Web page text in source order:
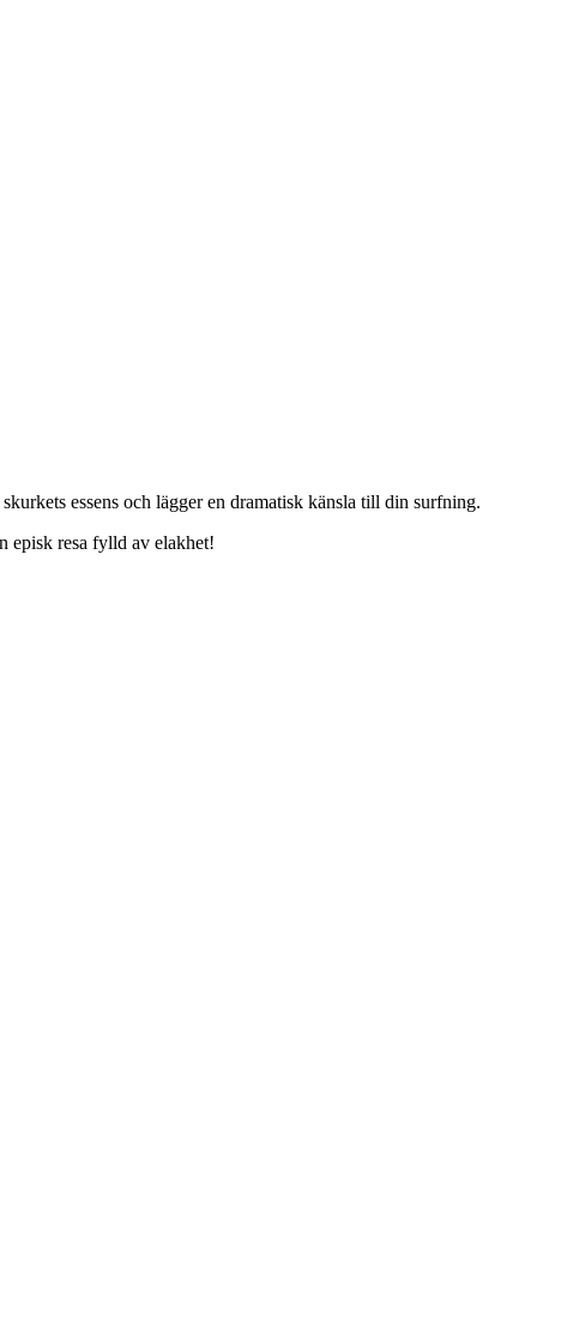
essens och lägger en dramatisk känsla till din surfning.
episk resa fylld av elakhet!